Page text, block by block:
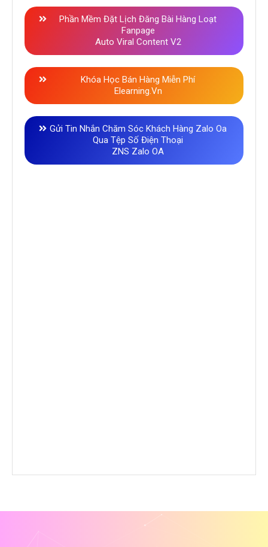
Phần Mềm Đặt Lịch Đăng Bài Hàng Loạt
Fanpage
Auto Viral Content V2
Khóa Học Bán Hàng Miễn Phí
Elearning.vn
Gửi Tin Nhắn Chăm Sóc Khách Hàng Zalo Oa
Qua Tệp Số Điện Thoại
ZNS Zalo OA